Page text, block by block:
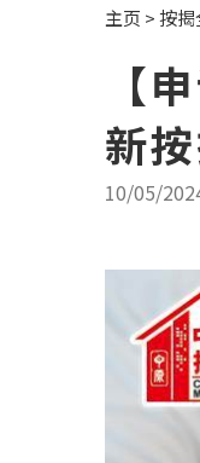
主页 >按揭
【
新
10/05/